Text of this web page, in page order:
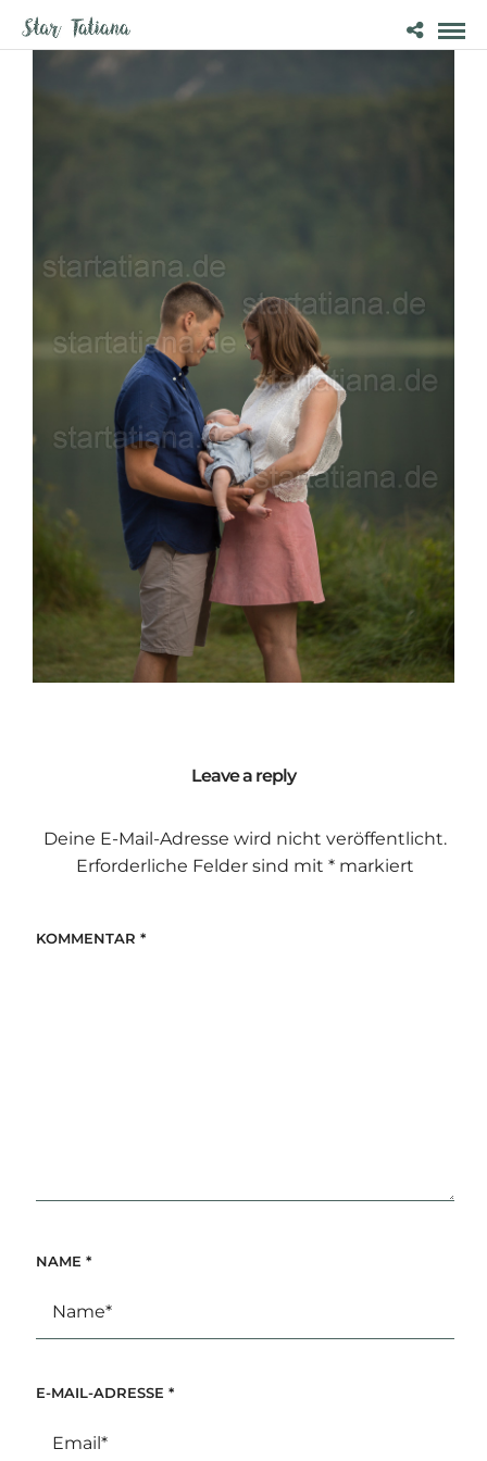
Leave a reply
Deine E-Mail-Adresse wird nicht veröffentlicht.
Erforderliche Felder sind mit *markiert
KOMMENTAR *
NAME *
E-MAIL-ADRESSE *